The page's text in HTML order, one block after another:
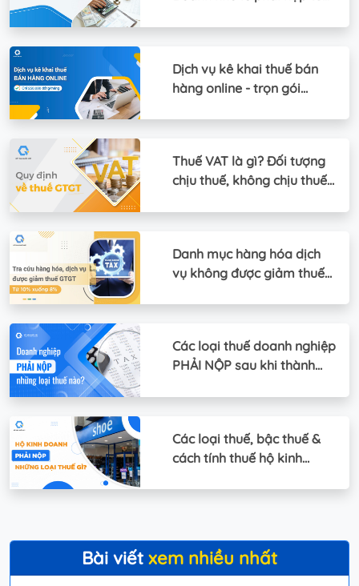
Dịch vụ kê khai thuế bán
hàng online - trọn gói
Thuế VAT là gì? Đối tượng
chịu thuế, không chịu thuế
Danh mục hàng hóa dịch
vụ không được giảm thuế
Các loại thuế doanh nghiệp
PHẢI NỘP sau khi thành
Các loại thuế, bậc thuế &
cách tính thuế hộ kinh
Bài viết xem nhiều nhất